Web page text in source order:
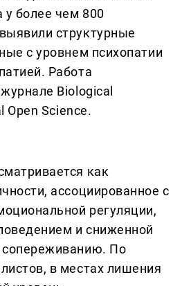
у более чем 800
структурные
с уровнем психопатии
Работа
Biological
Open Science.
как
ассоциированное с
регуляции,
и сниженной
сопереживанию. По
в местах лишения